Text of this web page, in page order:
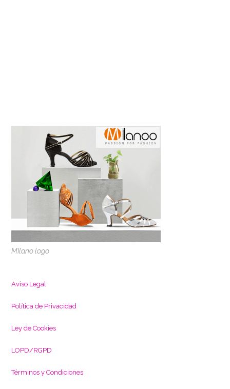
MIlano logo
Aviso Legal
Política de Privacidad
Ley de Cookies
LOPD/RGPD
Términos y Condiciones